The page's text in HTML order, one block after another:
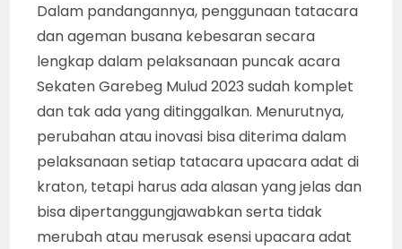
Dalam pandangannya, penggunaan tatacara
dan ageman busana kebesaran secara
lengkap dalam pelaksanaan puncak acara
Sekaten Garebeg Mulud 2023 sudah komplet
dan tak ada yang ditinggalkan. Menurutnya,
perubahan atau inovasi bisa diterima dalam
pelaksanaan setiap tatacara upacara adat di
kraton, tetapi harus ada alasan yang jelas dan
bisa dipertanggungjawabkan serta tidak
merubah atau merusak esensi upacara adat